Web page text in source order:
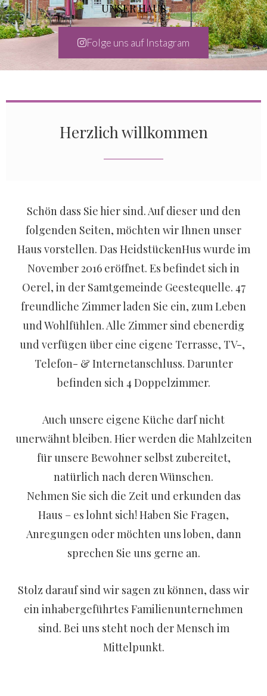
UNSER HAUS
Folge uns auf Instagram
Herzlich willkommen
Schön dass Sie hier sind. Auf dieser und den
folgenden Seiten, möchten wir Ihnen unser
Haus vorstellen. Das HeidstückenHus wurde im
November 2016 eröffnet. Es befindet sich in
Oerel, in der Samtgemeinde Geestequelle. 47
freundliche Zimmer laden Sie ein, zum Leben
und Wohlfühlen. Alle Zimmer sind ebenerdig
und verfügen über eine eigene Terrasse, TV-,
Telefon- & Internetanschluss. Darunter
befinden sich 4 Doppelzimmer.
Auch unsere eigene Küche darf nicht
unerwähnt bleiben. Hier werden die Mahlzeiten
für unsere Bewohner selbst zubereitet,
natürlich nach deren Wünschen.
Nehmen Sie sich die Zeit und erkunden das
Haus – es lohnt sich! Haben Sie Fragen,
Anregungen oder möchten uns loben, dann
sprechen Sie uns gerne an.
Stolz darauf sind wir sagen zu können, dass wir
ein inhabergeführtes Familienunternehmen
sind. Bei uns steht noch der Mensch im
Mittelpunkt.